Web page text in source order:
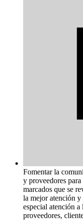
Fomentar la
y proveedores
marcados que se
la mejor atención y
especial atención a
proveedores,